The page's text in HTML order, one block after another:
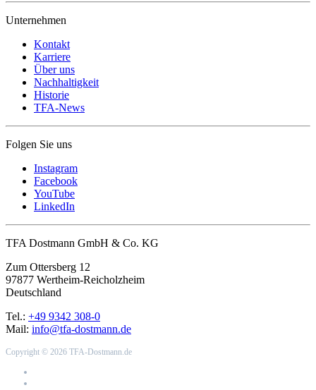
Unternehmen
Kontakt
Karriere
Über uns
Nachhaltigkeit
Historie
TFA-News
Folgen Sie uns
Instagram
Facebook
YouTube
LinkedIn
TFA Dostmann GmbH & Co. KG
Zum Ottersberg 12
97877 Wertheim-Reicholzheim
Deutschland
Tel.: +49 9342 308-0
Mail: info@tfa-dostmann.de
Copyright © 2026 TFA-Dostmann.de